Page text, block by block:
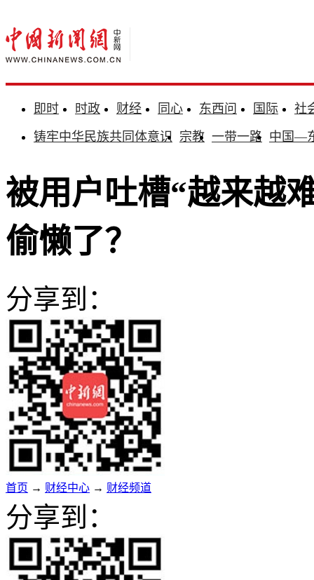
即时 时政 财经 同心 东西问 国际
社
铸牢中华民族共同体意识 宗教 一带一路 中国—
被用户吐槽“越来越
偷懒了？
分享到：
首页 → 财经中心 → 财经频道
分享到：